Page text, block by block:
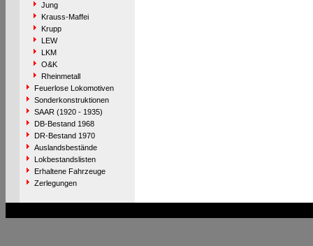
Jung
Krauss-Maffei
Krupp
LEW
LKM
O&K
Rheinmetall
Feuerlose Lokomotiven
Sonderkonstruktionen
SAAR (1920 - 1935)
DB-Bestand 1968
DR-Bestand 1970
Auslandsbestände
Lokbestandslisten
Erhaltene Fahrzeuge
Zerlegungen